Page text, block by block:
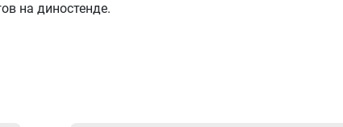
на диностенде.